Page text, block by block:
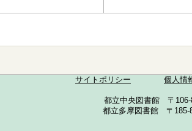
サイトポリシー 個人情
都立中央図書館 〒
都立多摩図書館 〒185-